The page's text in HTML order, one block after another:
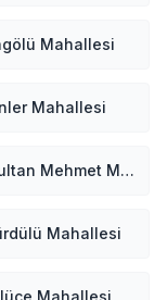
Mahallesi
Mahallesi
Fatih Sultan Mehmet Mahallesi
Mahallesi
Mahallesi